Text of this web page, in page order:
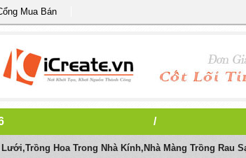
Mua Bán
/
Lưới,trồng Hoa Trong Nhà Kính,nhà Màng Trồng Rau